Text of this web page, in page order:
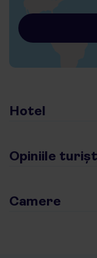
Hotel
Opiniile
Camere